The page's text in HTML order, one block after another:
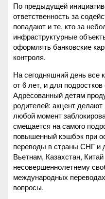
По предыдущей
ответственность за
попадают и те, кто за
инфраструктурные
оформлять банковские
контроля.
На сегодняшний день все
от 6 лет, и для
Адресованный детям
родителей: акцент
любой момент
смещается на самого
повышенный кэшбэк при
переводы в страны СНГ и
Вьетнам, Казахстан,
несовершеннолетнему
международных
вопросы.